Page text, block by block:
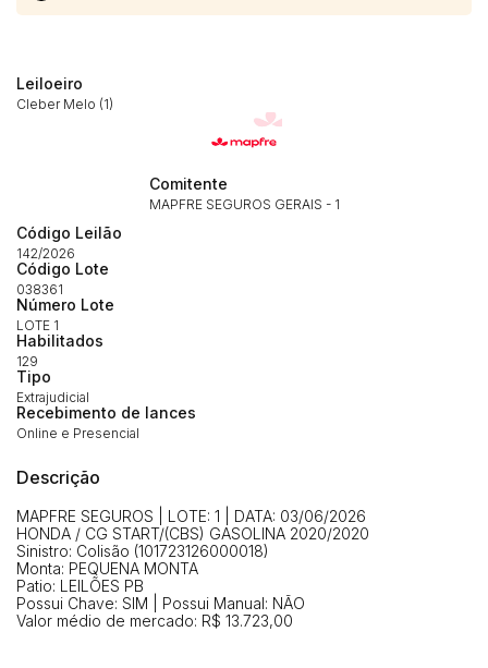
Leiloeiro
Cleber Melo (1)
Comitente
MAPFRE SEGUROS GERAIS - 1
Código Leilão
142/2026
Código Lote
038361
Número Lote
LOTE 1
Habilitados
129
Tipo
Extrajudicial
Recebimento de lances
Online e Presencial
Descrição
MAPFRE SEGUROS | LOTE: 1 | DATA: 03/06/2026
HONDA / CG START/(CBS) GASOLINA 2020/2020
Sinistro: Colisão (101723126000018)
Monta: PEQUENA MONTA
Patio: LEILÕES PB
Possui Chave: SIM | Possui Manual: NÃO
Valor médio de mercado: R$ 13.723,00
Envie sua Proposta
(Art. 895, CPC)
Histórico de Propostas
14/04/2025 18:43:11
Habilite-se para efetuar lances ou
propostas